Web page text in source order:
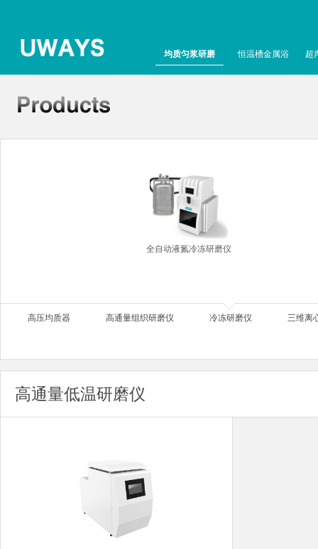
均质匀浆研磨 恒温槽金属浴 超
全自动液氮冷冻研磨仪
高压均质器 高通量组织研磨仪 冷冻研磨仪 三维离
高通量低温研磨仪